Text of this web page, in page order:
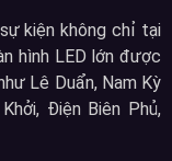
kiện không chỉ tại
hình LED lớn được
Lê Duẩn, Nam Kỳ
Điện Biên Phủ,